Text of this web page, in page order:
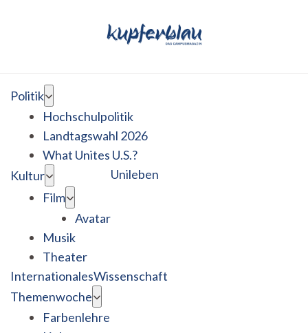
Politik
Hochschulpolitik
Landtagswahl 2026
What Unites U.S.?
Kultur
Film
Avatar
Musik
Theater
Unileben
InternationalesWissenschaft
Themenwoche
Farbenlehre